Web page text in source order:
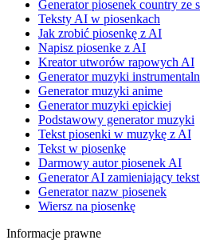
Generator piosenek country ze
Teksty AI w piosenkach
Jak zrobić piosenkę z AI
Napisz piosenke z AI
Kreator utworów rapowych AI
Generator muzyki
Generator muzyki anime
Generator muzyki epickiej
Podstawowy generator muzyki
Tekst piosenki w muzykę z AI
Tekst w piosenkę
Darmowy autor piosenek AI
Generator AI zamieniający
Generator nazw piosenek
Wiersz na piosenkę
Informacje prawne